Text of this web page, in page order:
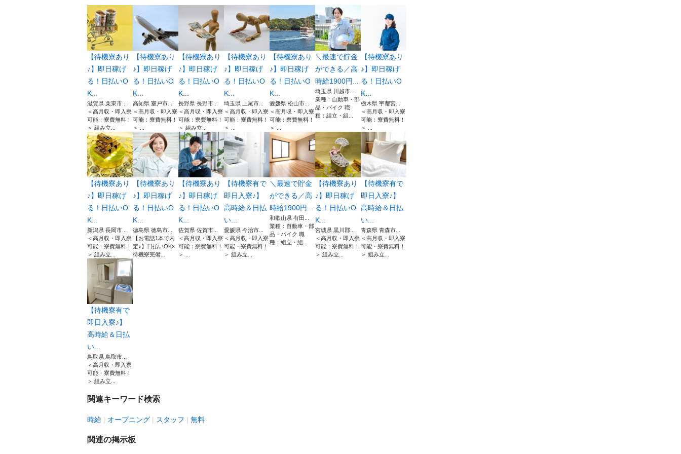
【待機寮あり
♪】即日稼げ
る！日払いO
K...
滋賀県 栗東市...
＜高月収・即入寮
可能：寮費無料！
＞ 組み立...
【待機寮あり
♪】即日稼げ
る！日払いO
K...
高知県 室戸市...
＜高月収・即入寮
可能：寮費無料！
＞ ...
【待機寮あり
♪】即日稼げ
る！日払いO
K...
長野県 長野市...
＜高月収・即入寮
可能：寮費無料！
＞ 組み立...
【待機寮あり
♪】即日稼げ
る！日払いO
K...
埼玉県 上尾市...
＜高月収・即入寮
可能：寮費無料！
＞ ...
【待機寮あり
♪】即日稼げ
る！日払いO
K...
愛媛県 松山市...
＜高月収・即入寮
可能：寮費無料！
＞ ...
＼最速で貯金
ができる／高
時給1900円...
埼玉県 川越市...
業種：自動車・部
品・バイク 職
種：組立・組...
【待機寮あり
♪】即日稼げ
る！日払いO
K...
栃木県 宇都宮...
＜高月収・即入寮
可能：寮費無料！
＞ ...
【待機寮あり
♪】即日稼げ
る！日払いO
K...
新潟県 長岡市...
＜高月収・即入寮
可能：寮費無料！
＞ 組み立...
【待機寮あり
♪】即日稼げ
る！日払いO
K...
徳島県 徳島市...
【お電話1本で内
定♪】日払いOK×
待機寮完備...
【待機寮あり
♪】即日稼げ
る！日払いO
K...
佐賀県 佐賀市...
＜高月収・即入寮
可能：寮費無料！
＞ ...
【待機寮有で
即日入寮♪】
高時給＆日払
い...
愛媛県 今治市...
＜高月収・即入寮
可能・寮費無料！
＞ 組み立...
＼最速で貯金
ができる／高
時給1900円...
和歌山県 有田...
業種：自動車・部
品・バイク 職
種：組立・組...
【待機寮あり
♪】即日稼げ
る！日払いO
K...
宮城県 黒川郡...
＜高月収・即入寮
可能：寮費無料！
＞ 組み立...
【待機寮有で
即日入寮♪】
高時給＆日払
い...
青森県 青森市...
＜高月収・即入寮
可能・寮費無料！
＞ 組み立...
【待機寮有で
即日入寮♪】
高時給＆日払
い...
鳥取県 鳥取市...
＜高月収・即入寮
可能・寮費無料！
＞ 組み立...
関連キーワード検索
時給 オープニング スタッフ 無料
関連の掲示板